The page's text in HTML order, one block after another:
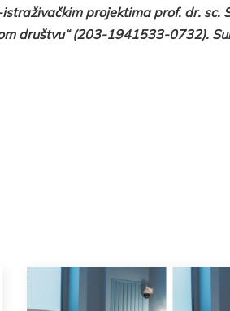
projektima prof. dr.
društvu“ (203-1941533-0732).